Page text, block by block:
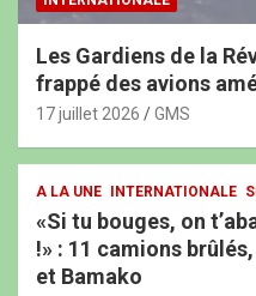
Les Gardiens de la
frappé des avions
17 juillet 2026 GMS
A LA UNE INTERNATIONALE
«Si tu bouges, on
!» : 11 camions
et Bamako